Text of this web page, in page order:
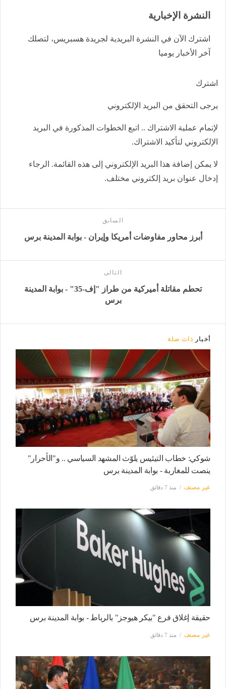
النشرة الإخبارية
اشترك الآن في النشرة البريدية لجريدة هسبريس، لتصلك
آخر الأخبار يوميا
اشترك
يرجى التحقق من البريد الإلكتروني
لإتمام عملية الاشتراك .. اتبع الخطوات المذكورة في البريد
الإلكتروني لتأكيد الاشتراك.
لا يمكن إضافة هذا البريد الإلكتروني إلى هذه القائمة. الرجاء
إدخال عنوان بريد إلكتروني مختلف.
السابق
أبرز محاور مفاوضات أمريكا وإيران - بوابة المدينة برس
التالى
تحطم مقاتلة أميركية من طراز "إف-35" - بوابة المدينة
برس
أخبار ذات صلة
شوكي: خطاب التيئيس يلوّث المشهد السياسي .. و"الأحرار"
ينصت للمغاربة - بوابة المدينة برس
غير مصنف منذ 7 دقائق
حقيقة إغلاق فرع "بيكر هيوجز" بالرباط - بوابة المدينة برس
غير مصنف منذ 7 دقائق